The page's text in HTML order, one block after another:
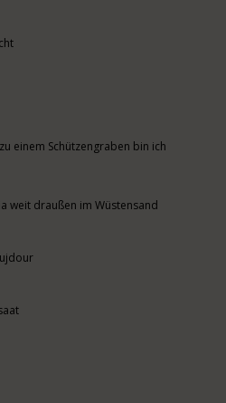
einem Schützengraben bin ich
weit draußen im Wüstensand